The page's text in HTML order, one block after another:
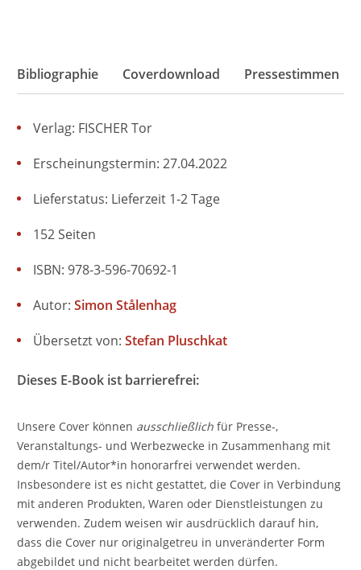
Bibliographie Coverdownload Pressestimmen
Verlag: FISCHER Tor
Übersetzt von: Stefan Pluschkat
Erscheinungstermin: 27.04.2022
Lieferstatus: Lieferzeit 1-2 Tage
ISBN: 978-3-596-70692-1
152 Seiten
Autor: Simon Stålenhag
Dieses E-Book ist barrierefrei:
Unsere Cover können ausschließlichfür Presse-,
Veranstaltungs- und Werbezwecke in Zusammenhang mit
dem/r Titel/Autor*in honorarfrei verwendet werden.
Insbesondere ist es nicht gestattet, die Cover in Verbindung
mit anderen Produkten, Waren oder Dienstleistungen zu
verwenden. Zudem weisen wir ausdrücklich darauf hin,
dass die Cover nur originalgetreu in unveränderter Form
abgebildet und nicht bearbeitet werden dürfen.